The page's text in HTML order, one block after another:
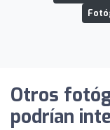
Otros
podrían